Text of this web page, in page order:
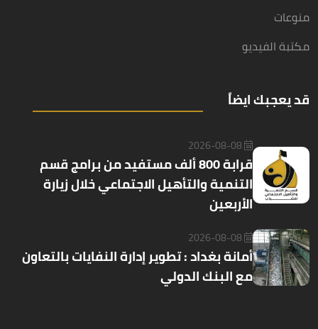
منوعات
مكتبة الفيديو
قد يعجبك ايضاً
2026-08-08
قرابة 800 ألف مستفيد من برامج قسم
التنمية والتأهيل الاجتماعي خلال زيارة
الأربعين
2026-08-08
أمانة بغداد : تطوير إدارة النفايات بالتعاون
مع البنك الدولي